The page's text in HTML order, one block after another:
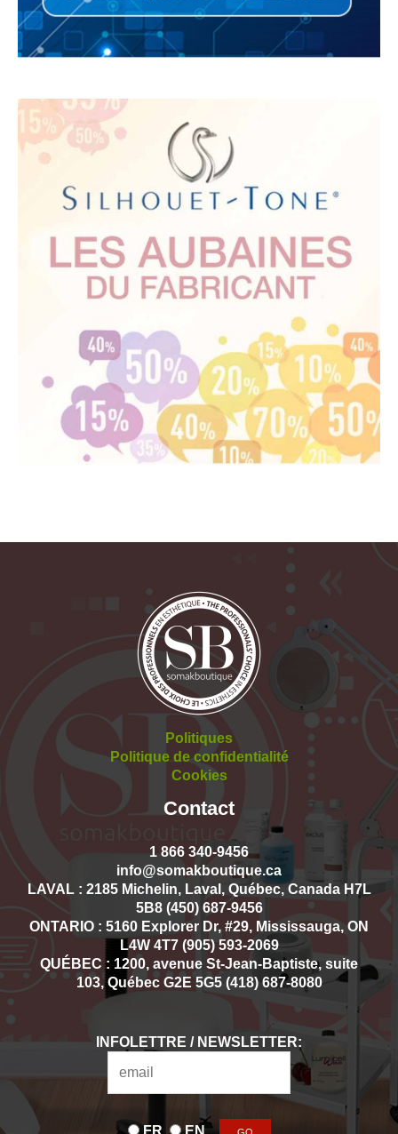
Politiques
Politique de confidentialité
Cookies
Contact
1 866 340-9456
info@somakboutique.ca
LAVAL : 2185 Michelin, Laval, Québec, Canada H7L
5B8 (450) 687-9456
ONTARIO : 5160 Explorer Dr, #29, Mississauga, ON
L4W 4T7 (905) 593-2069
QUÉBEC : 1200, avenue St-Jean-Baptiste, suite
103, Québec G2E 5G5 (418) 687-8080
INFOLETTRE / NEWSLETTER: